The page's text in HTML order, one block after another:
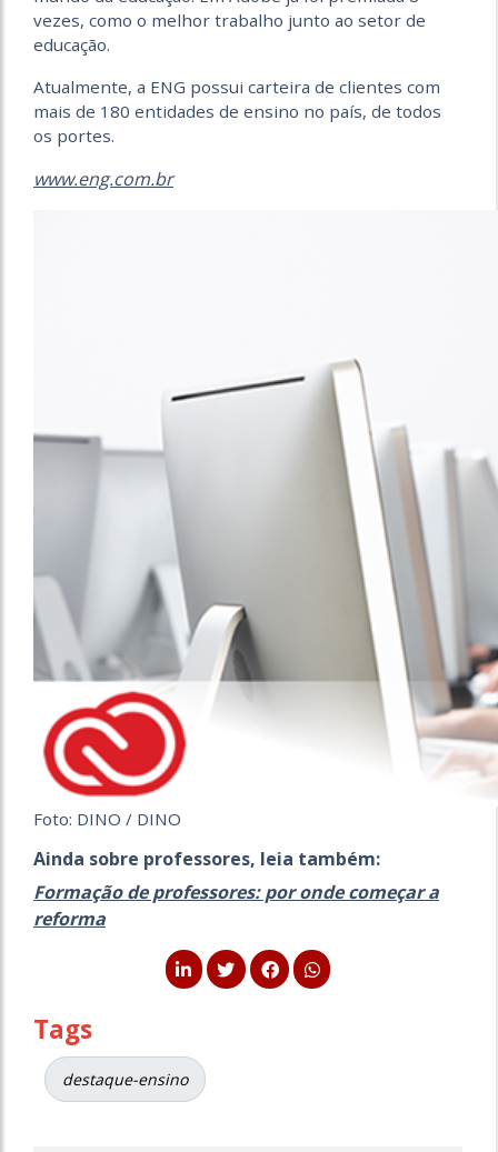
vezes, como o melhor trabalho junto ao setor de
educação.
Atualmente, a ENG possui carteira de clientes com
mais de 180 entidades de ensino no país, de todos
os portes.
www.eng.com.br
Foto: DINO / DINO
Ainda sobre professores, leia também:
Formação de professores: por onde começar a
reforma
Tags
destaque-ensino